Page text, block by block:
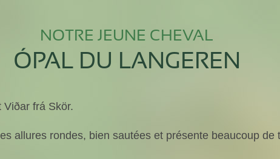
NOTRE JEUNE CHEVAL
ÓPAL DU LANGEREN
Viðar frá Skör.
allures rondes, bien sautées et présente beaucoup de